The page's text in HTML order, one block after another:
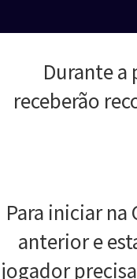
Durante a
receberão
Para iniciar na
anterior e
jogador